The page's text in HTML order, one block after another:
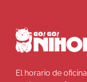
El horario de oficina